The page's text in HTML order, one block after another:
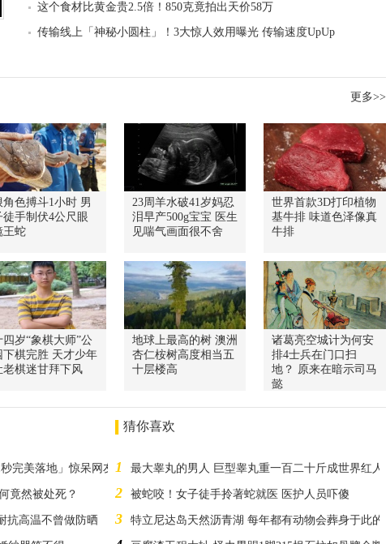
这个食材比黄金贵2.5倍！850克竟拍出天价58万
传输线上「神秘小圆柱」！3大惊人效用曝光 传输速度UpUp
更多>>
角色搏斗1小时 男
徒手制伏4公尺眼
王蛇
23周羊水破41岁妈忍
泪早产500g宝宝 医生
见喘气画面很不舍
世界首款3D打印植物
基牛排 味道色泽像真
牛排
四岁“象棋大师”公
下棋完胜 天才少年
老棋迷甘拜下风
地球上最高的树 澳洲
杏仁桉树高度相当五
十层楼高
诸葛亮空城计为何安
排4士兵在门口扫
地？ 原来在暗示司马
懿
完美落地」惊呆网友
竟然被处死？
抗高温不曾做防晒
猜你喜欢
1 最大睾丸的男人 巨型睾丸重一百二十斤成世界红人
2 被蛇咬！女子徒手拎著蛇就医 医护人员吓傻
3 特立尼达岛天然沥青湖 每年都有动物会葬身于此的